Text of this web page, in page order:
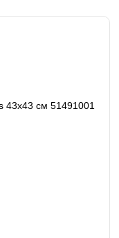
43x43 см 51491001